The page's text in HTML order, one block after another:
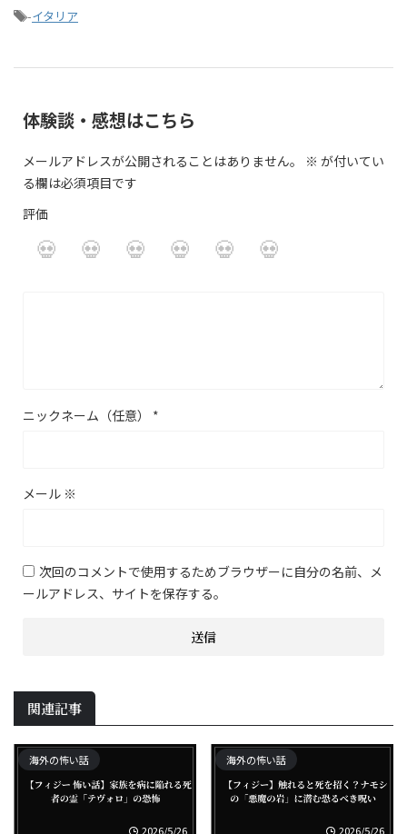
-イタリア
体験談・感想はこちら
メールアドレスが公開されることはありません。 ※ が付いてい
る欄は必須項目です
評価
ニックネーム（任意） *
メール ※
次回のコメントで使用するためブラウザーに自分の名前、メ
ールアドレス、サイトを保存する。
関連記事
海外の怖い話
2026/5/26
海外の怖い話
2026/5/26